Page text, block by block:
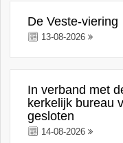
De Veste-viering
13-08-2026
In verband met
kerkelijk bureau
gesloten
14-08-2026